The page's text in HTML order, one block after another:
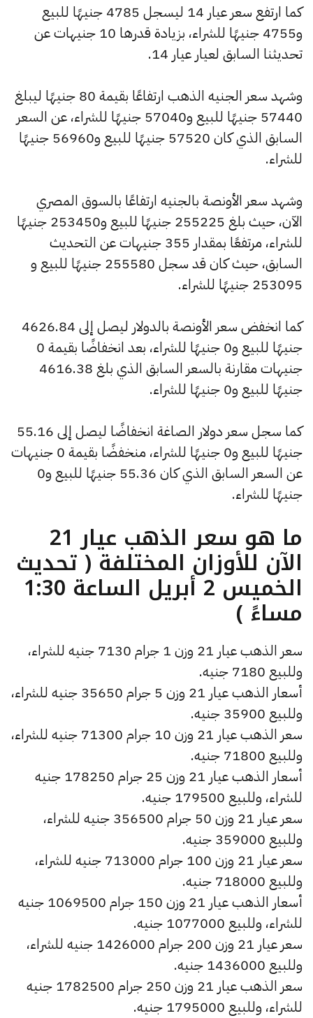
كما ارتفع سعر عيار 14 ليسجل 4785 جنيهًا للبيع
و4755 جنيهًا للشراء، بزيادة قدرها 10 جنيهات عن
تحديثنا السابق لعيار عيار 14.
وشهد سعر الجنيه الذهب ارتفاعًا بقيمة 80 جنيهًا ليبلغ
57440 جنيهًا للبيع و57040 جنيهًا للشراء، عن السعر
السابق الذي كان 57520 جنيهًا للبيع و56960 جنيهًا
للشراء.
وشهد سعر الأونصة بالجنيه ارتفاعًا بالسوق المصري
الآن، حيث بلغ 255225 جنيهًا للبيع و253450 جنيهًا
للشراء، مرتفعًا بمقدار 355 جنيهات عن التحديث
السابق، حيث كان قد سجل 255580 جنيهًا للبيع و
253095 جنيهًا للشراء.
كما انخفض سعر الأونصة بالدولار ليصل إلى 4626.84
جنيهًا للبيع و0 جنيهًا للشراء، بعد انخفاضًا بقيمة 0
جنيهات مقارنة بالسعر السابق الذي بلغ 4616.38
جنيهًا للبيع و0 جنيهًا للشراء.
كما سجل سعر دولار الصاغة انخفاضًا ليصل إلى 55.16
جنيهًا للبيع و0 جنيهًا للشراء، منخفضًا بقيمة 0 جنيهات
عن السعر السابق الذي كان 55.36 جنيهًا للبيع و0
جنيهًا للشراء.
ما هو سعر الذهب عيار 21
الآن للأوزان المختلفة ( تحديث
الخميس 2 أبريل الساعة 1:30
مساءً )
سعر الذهب عيار 21 وزن 1 جرام 7130 جنيه للشراء،
وللبيع 7180 جنيه.
أسعار الذهب عيار 21 وزن 5 جرام 35650 جنيه للشراء،
وللبيع 35900 جنيه.
سعر الذهب عيار 21 وزن 10 جرام 71300 جنيه للشراء،
وللبيع 71800 جنيه.
أسعار الذهب عيار 21 وزن 25 جرام 178250 جنيه
للشراء، وللبيع 179500 جنيه.
سعر عيار 21 وزن 50 جرام 356500 جنيه للشراء،
وللبيع 359000 جنيه.
سعر عيار 21 وزن 100 جرام 713000 جنيه للشراء،
وللبيع 718000 جنيه.
أسعار الذهب عيار 21 وزن 150 جرام 1069500 جنيه
للشراء، وللبيع 1077000 جنيه.
سعر عيار 21 وزن 200 جرام 1426000 جنيه للشراء،
وللبيع 1436000 جنيه.
سعر الذهب عيار 21 وزن 250 جرام 1782500 جنيه
للشراء، وللبيع 1795000 جنيه.